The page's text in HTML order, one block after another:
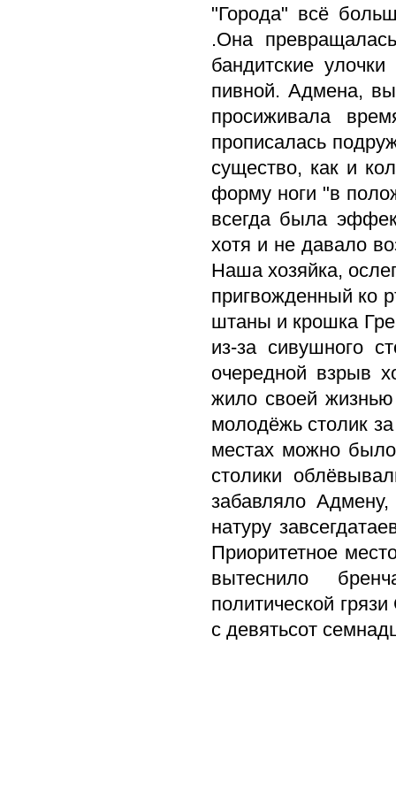
"Города" всё
.Она
бандитские
пивной. Адмена,
просиживала
прописалась
существо, как и
форму ноги "в
всегда была
хотя и не давало
Наша хозяйка,
пригвожденный ко
штаны и крошка
из-за сивушного
очередной взрыв
жило своей
молодёжь столик
местах можно
столики
забавляло
натуру
Приоритетное
вытеснило
политической
с девятьсот